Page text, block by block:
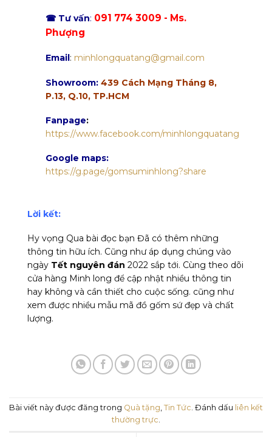
☎ Tư vấn: 091 774 3009 - Ms.
Phượng
Email : minhlongquatang@gmail.com
Showroom: 439 Cách Mạng Tháng 8,
P.13, Q.10, TP.HCM
Fanpage:
https://www.facebook.com/minhlongquatang
Google maps:
https://g.page/gomsuminhlong?share
Lời kết:
Hy vọng Qua bài đọc bạn Đã có thêm những
thông tin hữu ích. Cũng như áp dụng chúng vào
ngày Tết nguyên đán 2022 sắp tới. Cùng theo dõi
cửa hàng Minh long để cập nhật nhiều thông tin
hay không và cần thiết cho cuộc sống. cũng như
xem được nhiều mẫu mã đồ gốm sứ đẹp và chất
lượng.
Bài viết này được đăng trong Quà tặng, Tin Tức. Đánh dấu liên kết
thường trực.